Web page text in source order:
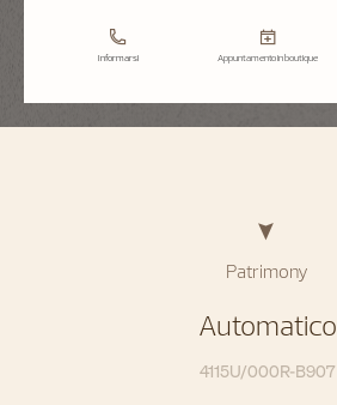
Informarsi Appuntamento in boutique
Patrimony
Automatico
4115U/000R-B907